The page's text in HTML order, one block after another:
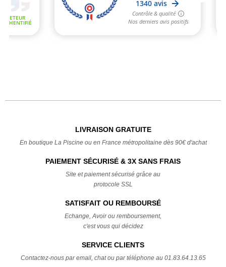
LIVRAISON GRATUITE
En boutique La Piscine ou en France métropolitaine dès 90€ d'achat
PAIEMENT SÉCURISÉ & 3X SANS FRAIS
Site et paiement sécurisé grâce au
protocole SSL
SATISFAIT OU REMBOURSÉ
Echange, Avoir ou remboursement,
c'est vous qui décidez
SERVICE CLIENTS
Contactez-nous par email, chat ou par téléphone au 01.83.64.13.65